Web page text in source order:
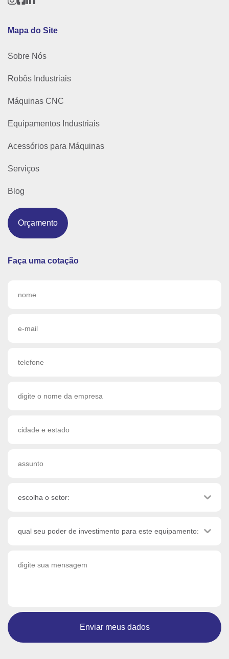
Mapa do Site
Sobre Nós
Robôs Industriais
Máquinas CNC
Equipamentos Industriais
Acessórios para Máquinas
Serviços
Blog
Orçamento
Faça uma cotação
Enviar meus dados